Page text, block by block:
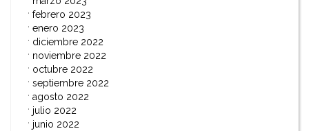
febrero 2023
enero 2023
diciembre 2022
noviembre 2022
octubre 2022
septiembre 2022
agosto 2022
julio 2022
junio 2022